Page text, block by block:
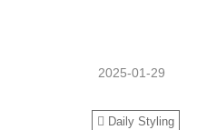
2025-01-29
Daily Styling